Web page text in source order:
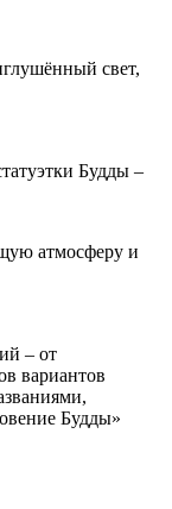
свет,
Будды –
атмосферу и
– от
вариантов
Будды»